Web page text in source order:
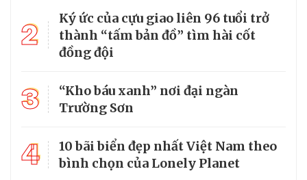
2
Ký ức của cựu giao liên 96 tuổi trở
thành “tấm bản đồ” tìm hài cốt
đồng đội
3
“Kho báu xanh” nơi đại ngàn
Trường Sơn
4
10 bãi biển đẹp nhất Việt Nam theo
bình chọn của Lonely Planet